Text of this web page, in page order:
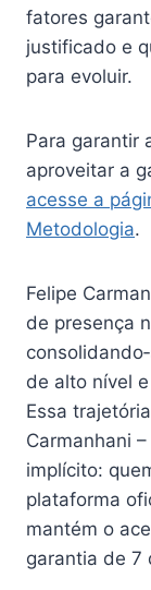
fatores
justificado e
para evoluir.
Para garantir
aproveitar a
acesse a
Metodologia.
Felipe
de presença
de alto nível
Essa
Carmanhani
implícito:
plataforma
mantém o
garantia de 7